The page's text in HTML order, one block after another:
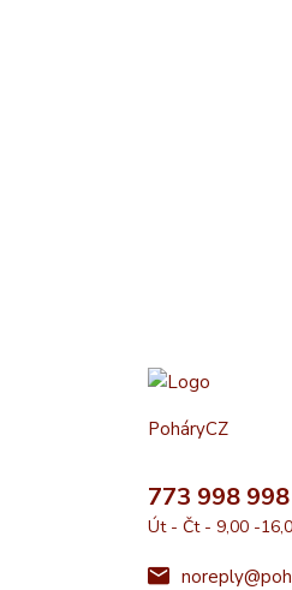
PoháryCZ
773 998 998
Út - Čt - 9,00 -